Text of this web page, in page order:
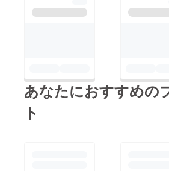
あなたにおすすめの
ト